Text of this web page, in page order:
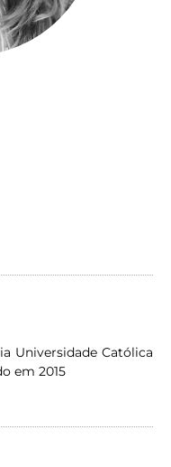
Universidade Católica
em 2015